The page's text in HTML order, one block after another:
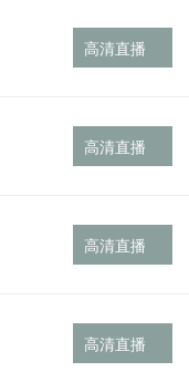
高清直播
高清直播
高清直播
高清直播